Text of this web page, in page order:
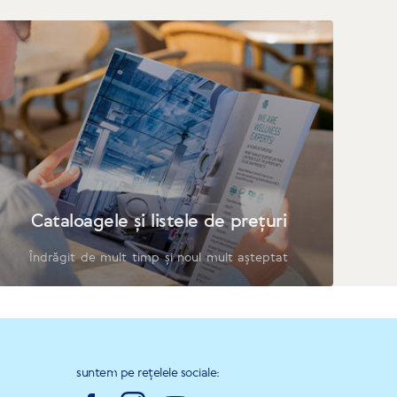
Cataloagele și listele de prețuri
Îndrăgit de mult timp și noul mult așteptat
suntem pe rețelele sociale: